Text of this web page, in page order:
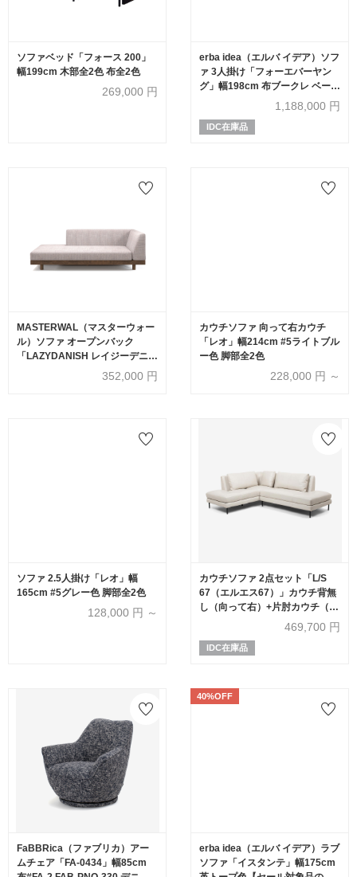
ソファベッド「フォース 200」
幅199cm 木部全2色 布全2色
269,000 円
erba idea（エルバ イデア）ソフ
ァ 3人掛け「フォーエバーヤン
グ」幅198cm 布ブークレ ベージ
1,188,000 円
IDC在庫品
MASTERWAL（マスターウォー
ル）ソファ オープンバック
「LAZYDANISH レイジーデニッ
180cm 布#5 JODY 03-3ペール
352,000 円
カウチソファ 向って右カウチ
「レオ」幅214cm #5ライトブル
ー色 脚部全2色
228,000 円 ～
ソファ 2.5人掛け「レオ」幅
165cm #5グレー色 脚部全2色
128,000 円 ～
カウチソファ 2点セット「L/S
67（エルエス67）」カウチ背無
し（向って右）+片肘カウチ（向
って左） 革フロスト色 #J-156E
469,700 円
IDC在庫品
FaBBRica（ファブリカ）アー
ムチェア「FA-0434」幅85cm
40%OFF
erba idea（エルバ イデア）ラブ
ソファ「イスタンテ」幅175cm